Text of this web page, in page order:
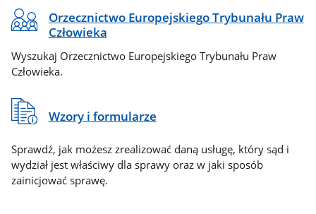
Orzecznictwo Europejskiego Trybunału Praw
Człowieka
Wyszukaj Orzecznictwo Europejskiego Trybunału Praw
Człowieka.
Wzory i formularze
Sprawdź, jak możesz zrealizować daną usługę, który sąd i
wydział jest właściwy dla sprawy oraz w jaki sposób
zainicjować sprawę.